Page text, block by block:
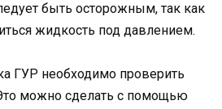
быть осторожным, так как
жидкость под давлением.
ГУР необходимо проверить
можно сделать с помощью